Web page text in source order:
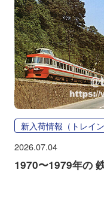
新入荷情報（トレイン
2026.07.04
1970〜1979年の